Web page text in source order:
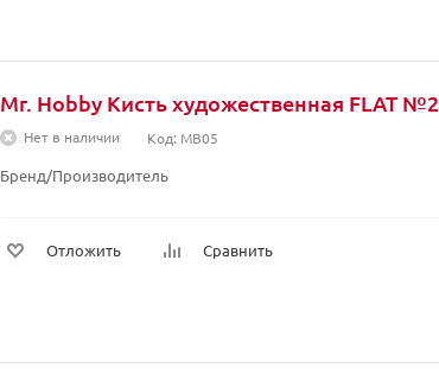
Mr. Hobby Кисть художественная FLAT №2
Нет в наличии Код: MB05
Бренд/Производитель
Отложить Сравнить